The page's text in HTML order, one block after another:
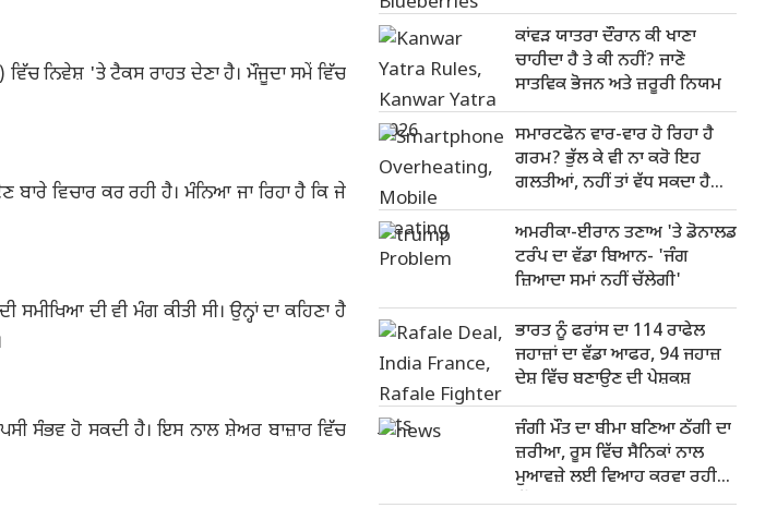
ਵਿੱਚ ਨਿਵੇਸ਼ 'ਤੇ ਟੈਕਸ ਰਾਹਤ ਦੇਣਾ ਹੈ। ਮੌਜੂਦਾ ਸਮੇਂ ਵਿੱਚ
ਵਿਚਾਰ ਕਰ ਰਹੀ ਹੈ। ਮੰਨਿਆ ਜਾ ਰਿਹਾ ਹੈ ਕਿ ਜੇ
ਦੀ ਵੀ ਮੰਗ ਕੀਤੀ ਸੀ। ਉਨ੍ਹਾਂ ਦਾ ਕਹਿਣਾ ਹੈ
ਸੰਭਵ ਹੋ ਸਕਦੀ ਹੈ। ਇਸ ਨਾਲ ਸ਼ੇਅਰ ਬਾਜ਼ਾਰ ਵਿੱਚ
ਕਾਂਵੜ ਯਾਤਰਾ ਦੌਰਾਨ ਕੀ ਖਾਣਾ
ਚਾਹੀਦਾ ਹੈ ਤੇ ਕੀ ਨਹੀਂ? ਜਾਣੋ
ਸਾਤਵਿਕ ਭੋਜਨ ਅਤੇ ਜ਼ਰੂਰੀ ਨਿਯਮ
ਸਮਾਰਟਫੋਨ ਵਾਰ-ਵਾਰ ਹੋ ਰਿਹਾ ਹੈ
ਗਰਮ? ਭੁੱਲ ਕੇ ਵੀ ਨਾ ਕਰੋ ਇਹ
ਗਲਤੀਆਂ, ਨਹੀਂ ਤਾਂ ਵੱਧ ਸਕਦਾ ਹੈ
ਨੁਕਸਾਨ
ਅਮਰੀਕਾ-ਈਰਾਨ ਤਣਾਅ 'ਤੇ ਡੋਨਾਲਡ
ਟਰੰਪ ਦਾ ਵੱਡਾ ਬਿਆਨ- 'ਜੰਗ
ਜ਼ਿਆਦਾ ਸਮਾਂ ਨਹੀਂ ਚੱਲੇਗੀ'
ਭਾਰਤ ਨੂੰ ਫਰਾਂਸ ਦਾ 114 ਰਾਫੇਲ
ਜਹਾਜ਼ਾਂ ਦਾ ਵੱਡਾ ਆਫਰ, 94 ਜਹਾਜ਼
ਦੇਸ਼ ਵਿੱਚ ਬਣਾਉਣ ਦੀ ਪੇਸ਼ਕਸ਼
ਜੰਗੀ ਮੌਤ ਦਾ ਬੀਮਾ ਬਣਿਆ ਠੱਗੀ ਦਾ
ਜ਼ਰੀਆ, ਰੂਸ ਵਿੱਚ ਸੈਨਿਕਾਂ ਨਾਲ
ਮੁਆਵਜ਼ੇ ਲਈ ਵਿਆਹ ਕਰਵਾ ਰਹੀਆਂ
ਔਰਤਾਂ